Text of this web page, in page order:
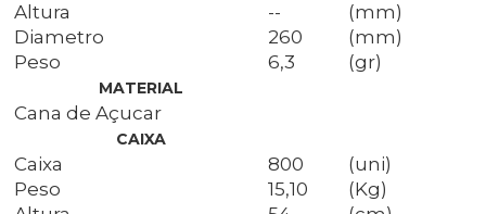
Altura
--
(mm)
Diametro
260
(mm)
Peso
6,3 (gr)
MATERIAL
Cana de Açucar
CAIXA
Caixa 800
(uni)
Peso
15,10
(Kg)